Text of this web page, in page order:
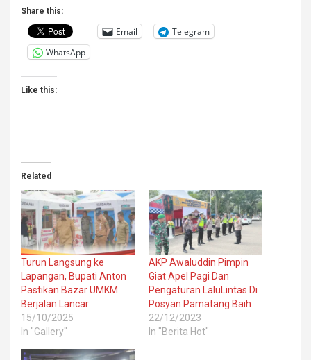
Share this:
Email
Telegram
WhatsApp
Like this:
Related
Turun Langsung ke
Lapangan, Bupati Anton
Pastikan Bazar UMKM
Berjalan Lancar
15/10/2025
In "Gallery"
AKP Awaluddin Pimpin
Giat Apel Pagi Dan
Pengaturan LaluLintas Di
Posyan Pamatang Baih
22/12/2023
In "Berita Hot"